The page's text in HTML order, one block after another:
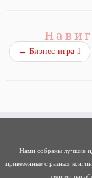
← Бизнес-игра 1
Нами собраны лучшие
привезенные с разных
своими